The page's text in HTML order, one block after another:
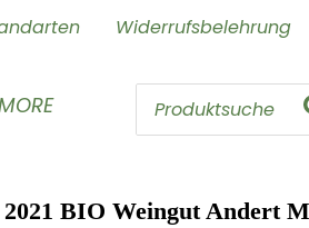
Widerrufsbelehrung
Search
BIO Weingut Andert